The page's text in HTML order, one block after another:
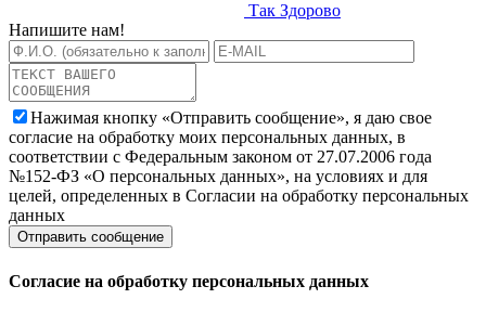
Так Здорово
Напишите нам!
Нажимая кнопку «Отправить сообщение», я даю свое
согласие на обработку моих персональных данных, в
соответствии с Федеральным законом от 27.07.2006 года
№152-ФЗ «О персональных данных», на условиях и для
целей, определенных в Согласии на обработку персональных
данных
Согласие на обработку персональных данных